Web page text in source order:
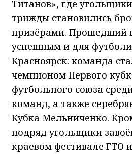
Титанов», где
трижды становились
призёрами. Прошедший
успешным и для
Красноярск: команда
чемпионом Первого
футбольного союза
команд, а также
Кубка Мельниченко.
подряд угольщики
краевом фестивале ГТО